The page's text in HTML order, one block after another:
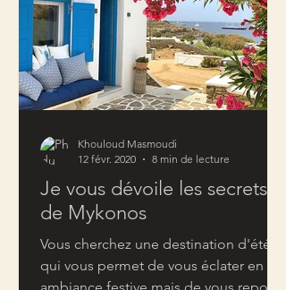
Je vous dévoile les secrets
de Mykonos
Vous cherchez une destination d'été
qui vous permet de vous éclater en
Khouloud Masmoudi
12 févr. 2020
8 min de lecture